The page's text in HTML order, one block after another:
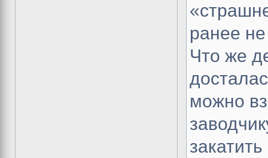
ранее
Что же
можно